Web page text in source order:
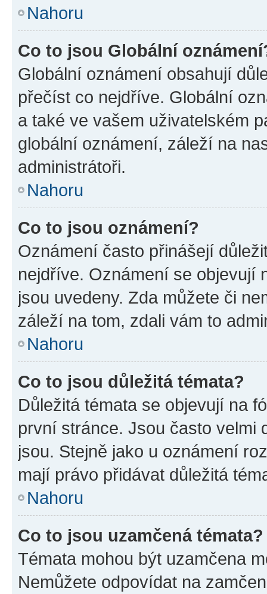
Nahoru
Co to jsou Globální
Globální oznámení obsahují
přečíst co nejdříve. Globální
a také ve vašem uživatelském
globální oznámení, záleží na
administrátoři.
Nahoru
Co to jsou oznámení?
Oznámení často přinášejí
nejdříve. Oznámení se objevují
jsou uvedeny. Zda můžete či
záleží na tom, zdali vám to
Nahoru
Co to jsou důležitá témata?
Důležitá témata se objevují na
první stránce. Jsou často velmi
jsou. Stejně jako u oznámení
mají právo přidávat důležitá
Nahoru
Co to jsou uzamčená témata?
Témata mohou být uzamčena
Nemůžete odpovídat na